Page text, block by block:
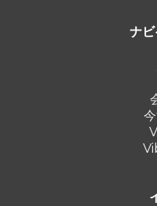
ナ